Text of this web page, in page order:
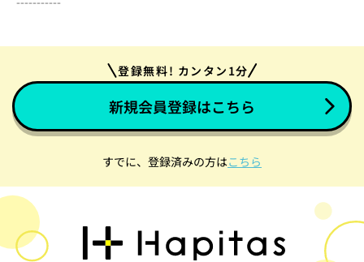
登録無料! カンタン1分
新規会員登録はこちら
すでに、登録済みの方はこちら